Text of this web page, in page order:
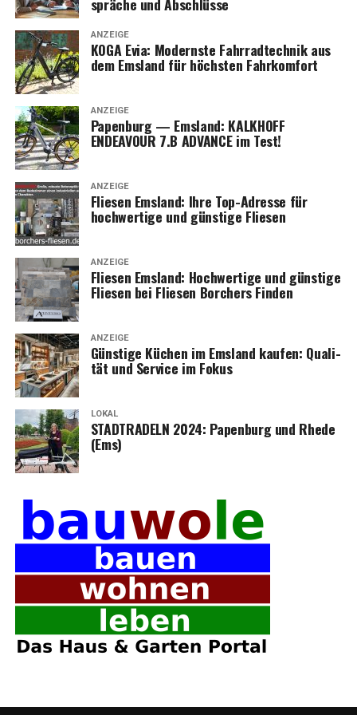
Anfor­de­run­gen genau umsetzen.
Für alle Bau- und Reno­vie­rungs­pro­jek­te – von der Pla­
nung bis zur Aus­füh­rung – BauWoLe.de ist Ihr zuver­läs­
si­ger Partner.
ANZEIGE
KOGA Evia: Moderns­te Fahr­rad­tech­nik aus
dem Ems­land für höchs­ten Fahrkomfort
ANZEIGE
Papen­burg — Ems­land: KALKHOFF
ENDEAVOUR 7.B ADVANCE im Test!
ANZEIGE
Flie­sen Ems­land: Ihre Top-Adres­se für
hoch­wer­ti­ge und güns­ti­ge Fliesen
ANZEIGE
Flie­sen Ems­land: Hoch­wer­ti­ge und güns­ti­ge
Flie­sen bei Flie­sen Bor­chers Finden
ANZEIGE
Güns­ti­ge Küchen im Ems­land kau­fen: Qua­li­
tät und Ser­vice im Fokus
LOKAL
STADTRADELN 2024: Papen­burg und Rhe­de
(Ems)